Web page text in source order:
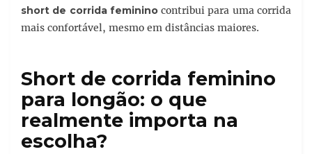
short de corrida femininocontribui para uma corrida
mais confortável, mesmo em distâncias maiores.
Short de corrida feminino
para longão: o que
realmente importa na
escolha?